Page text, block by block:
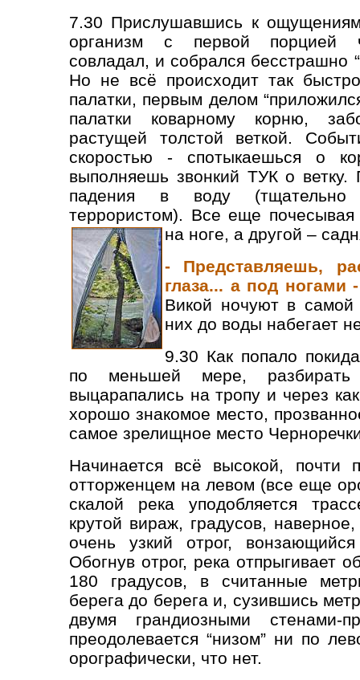
7.30 Прислушавшись к
организм с первой порцией
совладал, и собрался бесстрашно
Но не всё происходит так
палатки, первым делом
палатки коварному корню,
растущей толстой веткой.
скоростью - спотыкаешься о
выполняешь звонкий ТУК о ветку.
падения в воду (тщательно
террористом). Все еще
на ноге, а другой –
- Представляешь,
глаза... а под ногами
Викой ночуют в самой
них до воды набегает
9.30 Как попало
по меньшей мере,
выцарапались на тропу и через
хорошо знакомое место,
самое зрелищное место
Начинается всё высокой, почти
отторженцем на левом (все еще
скалой река уподобляется
крутой вираж, градусов,
очень узкий отрог,
Обогнув отрог, река отпрыгивает
180 градусов, в считанные
берега до берега и, сузившись
двумя грандиозными стенами-
преодолевается “низом” ни по
орографически, что нет.